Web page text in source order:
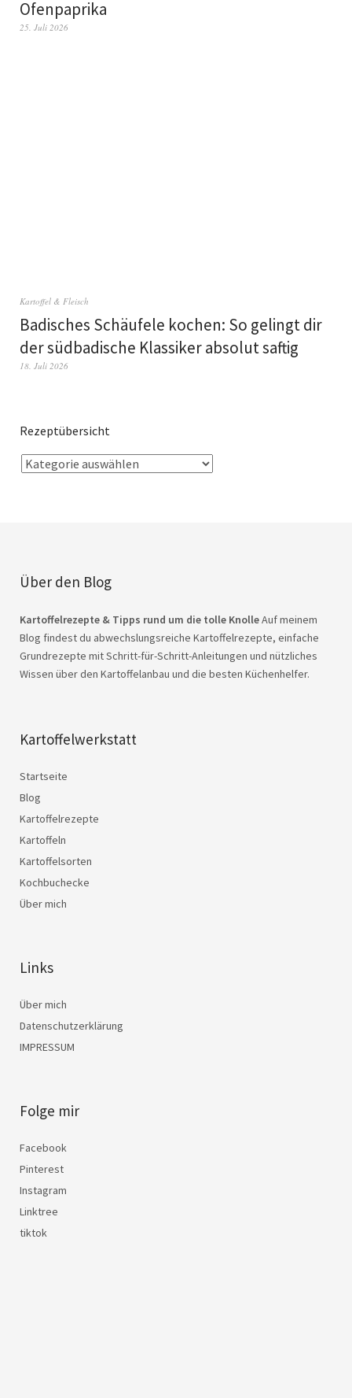
Ofenpaprika
25. Juli 2026
Kartoffel & Fleisch
Badisches Schäufele kochen: So gelingt dir
der südbadische Klassiker absolut saftig
18. Juli 2026
Rezeptübersicht
Über den Blog
Kartoffelrezepte & Tipps rund um die tolle KnolleAuf meinem
Blog findest du abwechslungsreiche Kartoffelrezepte, einfache
Grundrezepte mit Schritt-für-Schritt-Anleitungen und nützliches
Wissen über den Kartoffelanbau und die besten Küchenhelfer.
Kartoffelwerkstatt
Startseite
Blog
Kartoffelrezepte
Kartoffeln
Kartoffelsorten
Kochbuchecke
Über mich
Links
Über mich
Datenschutzerklärung
IMPRESSUM
Folge mir
Facebook
Pinterest
Instagram
Linktree
tiktok